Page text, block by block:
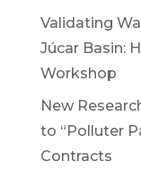
Validating
Júcar Basin:
Workshop
New
to “Polluter
Contracts